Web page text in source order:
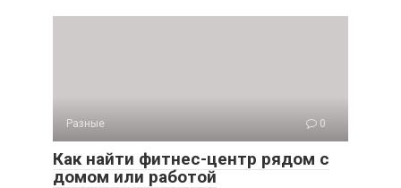
Разные 0
Как найти фитнес-центр рядом с
домом или работой